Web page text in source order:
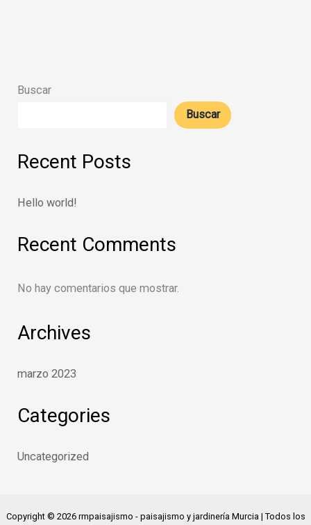
Buscar
Buscar
Recent Posts
Hello world!
Recent Comments
No hay comentarios que mostrar.
Archives
marzo 2023
Categories
Uncategorized
Copyright © 2026 rmpaisajismo - paisajismo y jardinería Murcia | Todos los